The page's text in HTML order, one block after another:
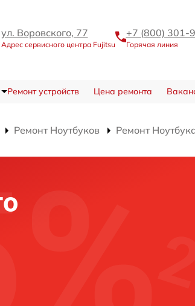
ул. Воровского, 77
Адрес сервисного центра Fujitsu
+7 (800) 301-
Горячая линия
Ремонт устройств Цена ремонта
Ремонт Ноутбуков Ремонт